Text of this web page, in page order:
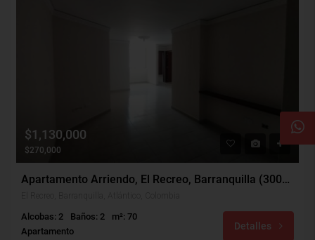
$1,130,000
$270,000
Apartamento Arriendo, El Recreo, Barranquilla (30085)
Alcobas: 2 Baños: 2
m²: 70
Apartamento
Detalles